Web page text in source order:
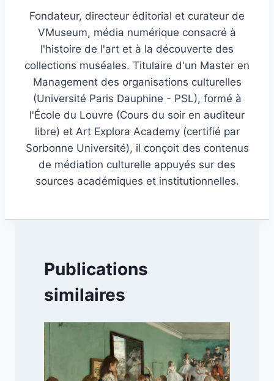
Fondateur, directeur éditorial et curateur de
VMuseum, média numérique consacré à
l'histoire de l'art et à la découverte des
collections muséales. Titulaire d'un Master en
Management des organisations culturelles
(Université Paris Dauphine - PSL), formé à
l'École du Louvre (Cours du soir en auditeur
libre) et Art Explora Academy (certifié par
Sorbonne Université), il conçoit des contenus
de médiation culturelle appuyés sur des
sources académiques et institutionnelles.
Publications
similaires